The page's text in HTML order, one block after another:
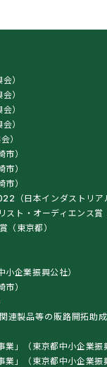
）
）
）
）
）
）
）
）
（日本インダストリア
・オーディエンス賞
東京都）
企業振興公社）
）
連製品等の販路開拓助
」（東京都中小企業振
業」（東京都中小企